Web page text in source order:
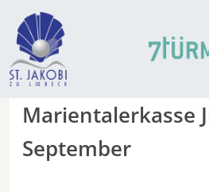
Marientalerkasse
September